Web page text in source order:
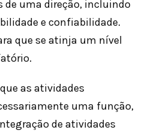
uma direção, incluindo
e confiabilidade.
que se atinja um nível
as atividades
uma função,
de atividades